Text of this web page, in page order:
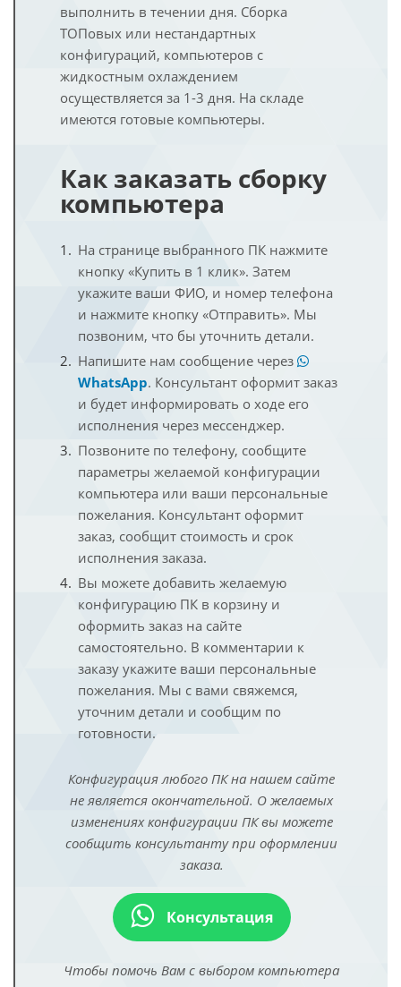
выполнить в течении дня. Сборка
ТОПовых или нестандартных
конфигураций, компьютеров с
жидкостным охлаждением
осуществляется за 1-3 дня. На складе
имеются готовые компьютеры.
Как заказать сборку
компьютера
На странице выбранного ПК нажмите
кнопку «Купить в 1 клик». Затем
укажите ваши ФИО, и номер телефона
и нажмите кнопку «Отправить». Мы
позвоним, что бы уточнить детали.
Напишите нам сообщение через
WhatsApp. Консультант оформит заказ
и будет информировать о ходе его
исполнения через мессенджер.
Позвоните по телефону, сообщите
параметры желаемой конфигурации
компьютера или ваши персональные
пожелания. Консультант оформит
заказ, сообщит стоимость и срок
исполнения заказа.
Вы можете добавить желаемую
конфигурацию ПК в корзину и
оформить заказ на сайте
самостоятельно. В комментарии к
заказу укажите ваши персональные
пожелания. Мы с вами свяжемся,
уточним детали и сообщим по
готовности.
Конфигурация любого ПК на нашем сайте
не является окончательной. О желаемых
изменениях конфигурации ПК вы можете
сообщить консультанту при оформлении
заказа.
Консультация
Чтобы помочь Вам с выбором компьютера